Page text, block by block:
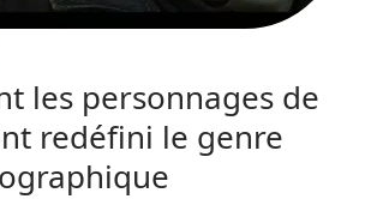
les personnages de
redéfini le genre